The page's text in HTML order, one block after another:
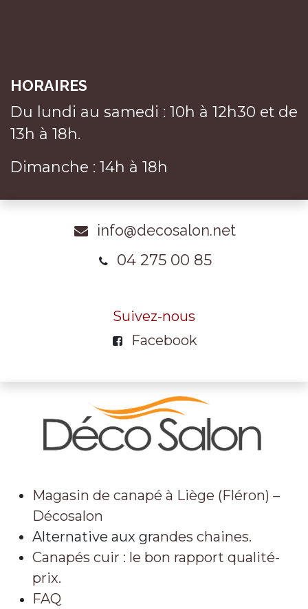
HORAIRES
Du lundi au samedi : 10h à 12h30 et de
13h à 18h.
Dimanche : 14h à 18h
info@decosalon.net
04 275 00 85
Suivez-nous
Facebook
Magasin de canapé à Liège (Fléron) –
Décosalon
Alternative aux grandes chaines.
Canapés cuir : le bon rapport qualité-
prix.
FAQ